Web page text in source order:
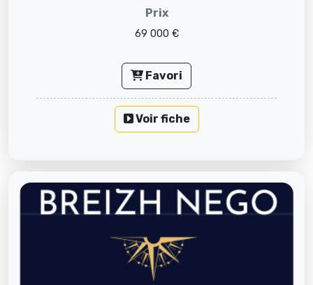
Prix
69 000 €
Favori
Voir fiche